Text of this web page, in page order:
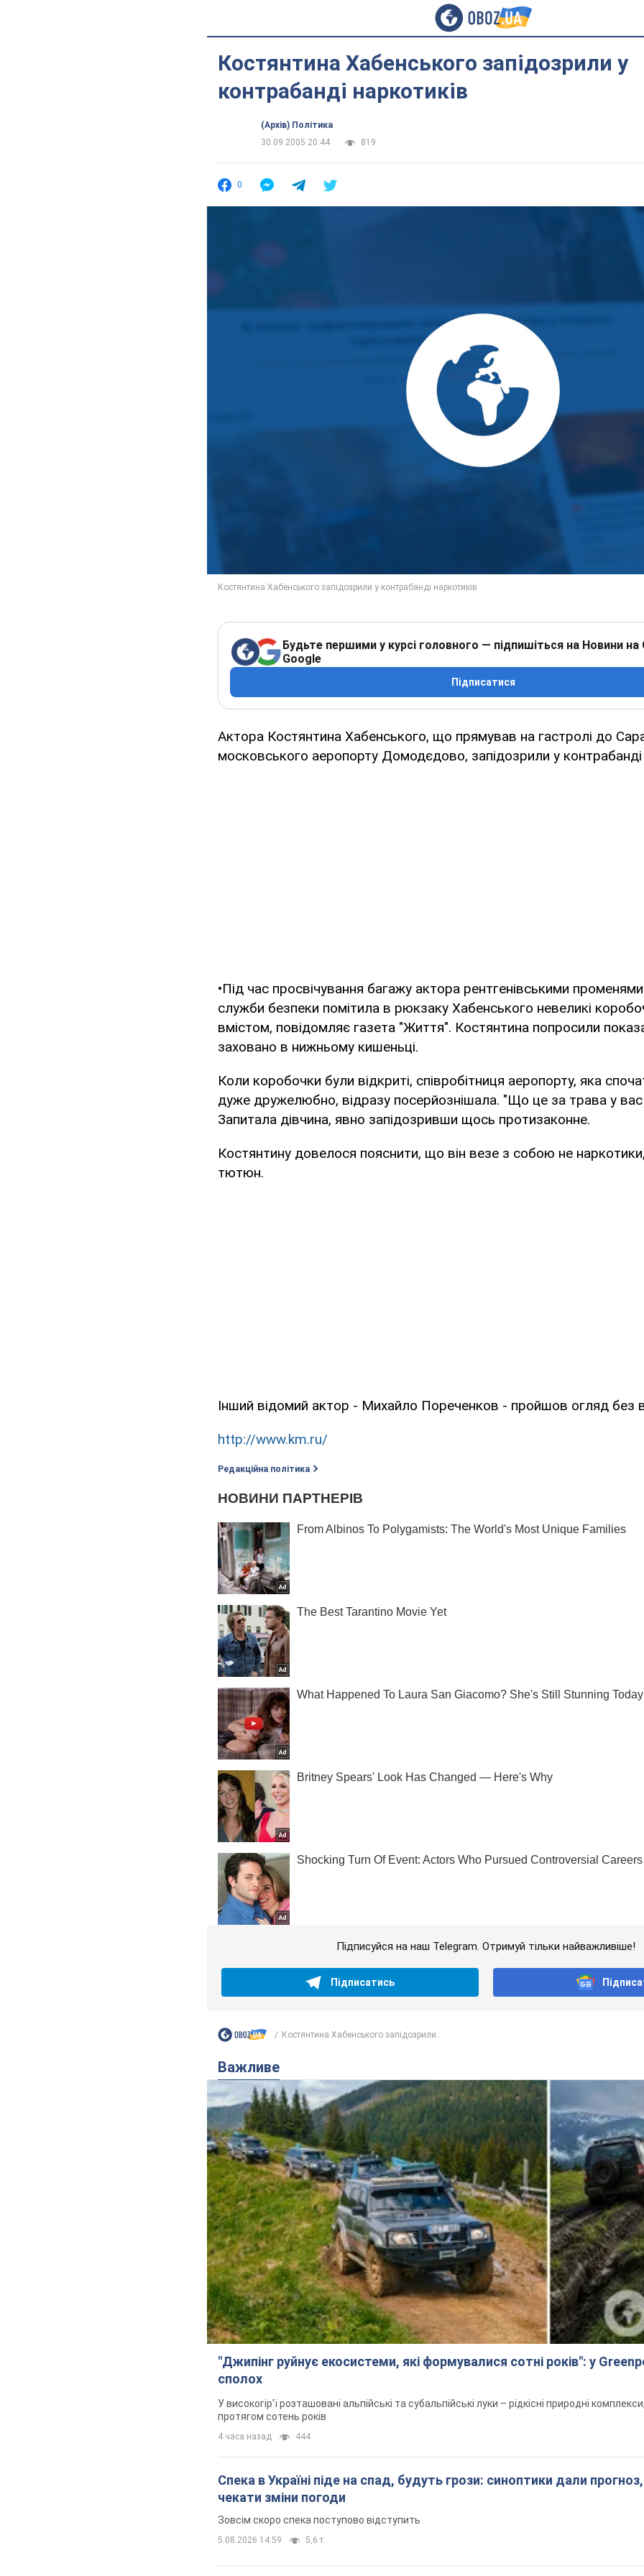
Костянтина Хабенського запідозрили у
контрабанді наркотиків
(Архів) Політика
30.09.2005 20:44
819
0
Будьте першими у курсі головного — підпишіться на Новини на
Google
Підписатися
Актора Костянтина Хабенського, що прямував на гастролі до
московського аеропорту Домодєдово, запідозрили у контрабанді
•Під час просвічування багажу актора рентгенівськими
служби безпеки помітила в рюкзаку Хабенського невеликі
вмістом, повідомляє газета "Життя". Костянтина попросили
заховано в нижньому кишеньці.
Коли коробочки були відкриті, співробітниця аеропорту, яка
дуже дружелюбно, відразу посерйознішала. "Що це за трава у
Запитала дівчина, явно запідозривши щось протизаконне.
Костянтину довелося пояснити, що він везе з собою не
тютюн.
Інший відомий актор - Михайло Пореченков - пройшов огляд без
http://www.km.ru/
Редакційна політика
Підписуйся на наш Telegram. Отримуй тільки найважливіше!
Підписатись
Костянтина Хабенського запідозрили...
Важливе
"Джипінг руйнує екосистеми, які формувалися сотні років": у
сполох
У високогір'ї розташовані альпійські та субальпійські луки – рідкісні природні
протягом сотень років
4 часа назад 444
Спека в Україні піде на спад, будуть грози: синоптики дали
чекати зміни погоди
Зовсім скоро спека поступово відступить
5.08.2026 14:59 5,6 т.